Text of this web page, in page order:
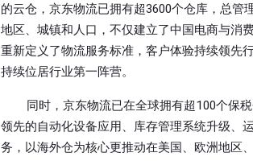
的云仓，京东物流已拥有超3600个仓库，总
地区、城镇和人口，不仅建立了中国电商与消
重新定义了物流服务标准，客户体验持续领先
持续位居行业第一阵营。
同时，京东物流已在全球拥有超100个保
领先的自动化设备应用、库存管理系统升级、
务，以海外仓为核心更推动在美国、欧洲地区